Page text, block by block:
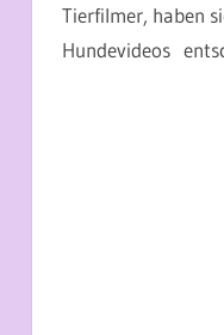
Tierfilmer, haben
Hundevideos